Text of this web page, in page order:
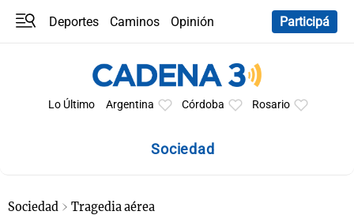
Deportes Caminos
Opinión
Participá
Lo Último Argentina Córdoba Rosario
Sociedad
Sociedad Tragedia aérea